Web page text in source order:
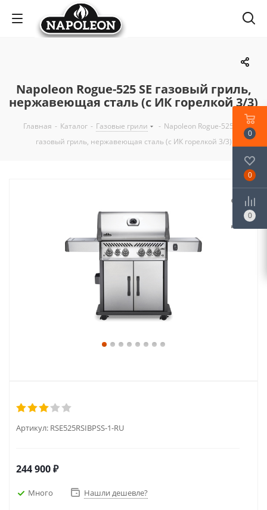
Napoleon Rogue-525 SE газовый гриль,
нержавеющая сталь (с ИК горелкой 3/3)
Главная - Каталог - Газовые грили - Napoleon Rogue-525 SE
газовый гриль, нержавеющая сталь (с ИК горелкой 3/3)
Артикул: RSE525RSIBPSS-1-RU
244 900₽
Много Нашли дешевле?
0
0
0